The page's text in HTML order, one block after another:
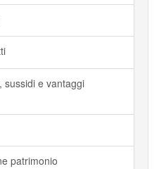
sussidi e vantaggi
patrimonio